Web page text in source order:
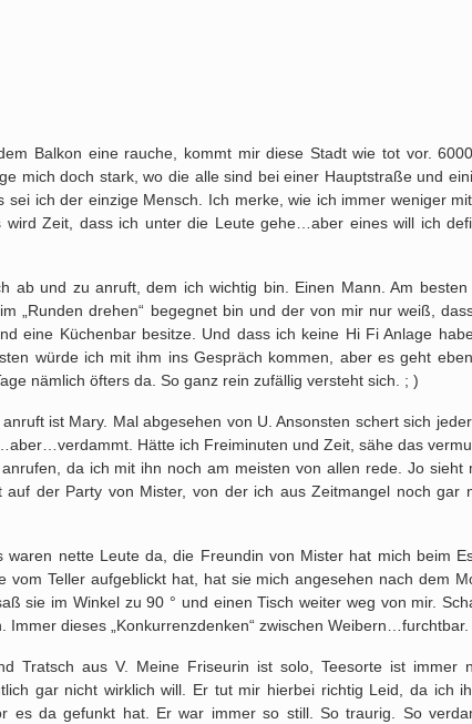
Balkon eine rauche, kommt mir diese Stadt wie tot vor.
mich doch stark, wo die alle sind bei einer Hauptstraße und
sei ich der einzige Mensch. Ich merke, wie ich immer weniger
Zeit, dass ich unter die Leute gehe…aber eines will ich
ab und zu anruft, dem ich wichtig bin. Einen Mann. Am besten
„Runden drehen“ begegnet bin und der von mir nur weiß,
eine Küchenbar besitze. Und dass ich keine Hi Fi Anlage
würde ich mit ihm ins Gespräch kommen, aber es geht
nämlich öfters da. So ganz rein zufällig versteht sich. ; )
ist Mary. Mal abgesehen von U. Ansonsten schert sich
Hätte ich Freiminuten und Zeit, sähe das
da ich mit ihn noch am meisten von allen rede. Jo sieht
der Party von Mister, von der ich aus Zeitmangel noch gar
nette Leute da, die Freundin von Mister hat mich beim
Teller aufgeblickt hat, hat sie mich angesehen nach dem
sie im Winkel zu 90 ° und einen Tisch weiter weg von mir.
dieses „Konkurrenzdenken“ zwischen Weibern…furchtbar.
Tratsch aus V. Meine Friseurin ist solo, Teesorte ist immer
gar nicht wirklich will. Er tut mir hierbei richtig Leid, da ich
es da gefunkt hat. Er war immer so still. So traurig. So